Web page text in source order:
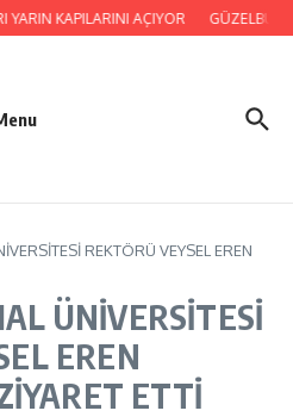
KAPILARINI AÇIYOR GÜZELBURÇ
REKTÖRÜ VEYSEL EREN
ÜNİVERSİTESİ
EREN
ETTİ